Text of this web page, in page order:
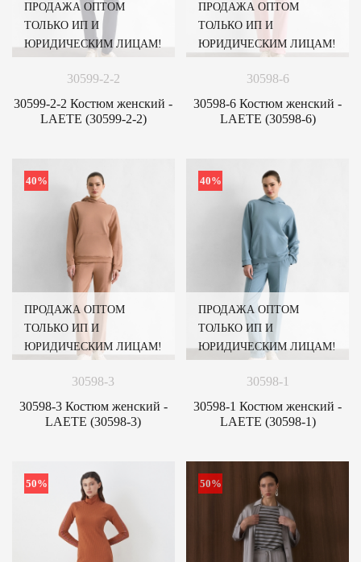
ПРОДАЖА ОПТОМ
ТОЛЬКО ИП И
ЮРИДИЧЕСКИМ ЛИЦАМ!
30599-2-2
30599-2-2 Костюм женский -
LAETE (30599-2-2)
ПРОДАЖА ОПТОМ
ТОЛЬКО ИП И
ЮРИДИЧЕСКИМ ЛИЦАМ!
30598-6
30598-6 Костюм женский -
LAETE (30598-6)
40%
ПРОДАЖА ОПТОМ
ТОЛЬКО ИП И
ЮРИДИЧЕСКИМ ЛИЦАМ!
30598-3
30598-3 Костюм женский -
LAETE (30598-3)
40%
ПРОДАЖА ОПТОМ
ТОЛЬКО ИП И
ЮРИДИЧЕСКИМ ЛИЦАМ!
30598-1
30598-1 Костюм женский -
LAETE (30598-1)
50% 50%